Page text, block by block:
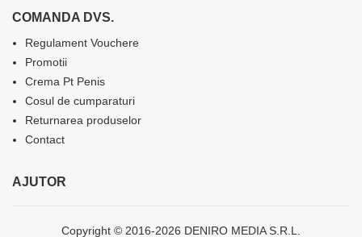
COMANDA DVS.
Regulament Vouchere
Promotii
Crema Pt Penis
Cosul de cumparaturi
Returnarea produselor
Contact
AJUTOR
Copyright © 2016-2026 DENIRO MEDIA S.R.L.